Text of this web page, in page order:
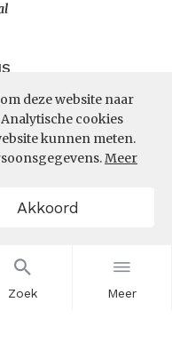
Zoek Meer
deze website naar
cookies
kunnen meten.
Meer
Akkoord